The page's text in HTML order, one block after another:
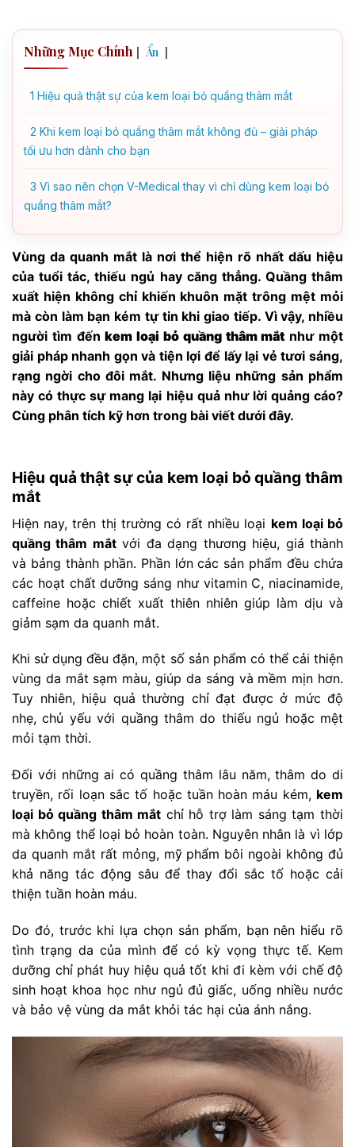
Những Mục Chính [ Ẩn ]
1 Hiệu quả thật sự của kem loại bỏ quầng thâm mắt
2 Khi kem loại bỏ quầng thâm mắt không đủ – giải pháp
tối ưu hơn dành cho bạn
3 Vì sao nên chọn V-Medical thay vì chỉ dùng kem loại bỏ
quầng thâm mắt?
Vùng da quanh mắt là nơi thể hiện rõ nhất dấu hiệu
của tuổi tác, thiếu ngủ hay căng thẳng. Quầng thâm
xuất hiện không chỉ khiến khuôn mặt trông mệt mỏi
mà còn làm bạn kém tự tin khi giao tiếp. Vì vậy, nhiều
người tìm đếnkem loại bỏ quầng thâm mắt như một
giải pháp nhanh gọn và tiện lợi để lấy lại vẻ tươi sáng,
rạng ngời cho đôi mắt. Nhưng liệu những sản phẩm
này có thực sự mang lại hiệu quả như lời quảng cáo?
Cùng phân tích kỹ hơn trong bài viết dưới đây.
Hiệu quả thật sự của kem loại bỏ quầng thâm
mắt
Hiện nay, trên thị trường có rất nhiều loại kem loại bỏ
quầng thâm mắtvới đa dạng thương hiệu, giá thành
và bảng thành phần. Phần lớn các sản phẩm đều chứa
các hoạt chất dưỡng sáng như vitamin C, niacinamide,
caffeine hoặc chiết xuất thiên nhiên giúp làm dịu và
giảm sạm da quanh mắt.
Khi sử dụng đều đặn, một số sản phẩm có thể cải thiện
vùng da mắt sạm màu, giúp da sáng và mềm mịn hơn.
Tuy nhiên, hiệu quả thường chỉ đạt được ở mức độ
nhẹ, chủ yếu với quầng thâm do thiếu ngủ hoặc mệt
mỏi tạm thời.
Đối với những ai có quầng thâm lâu năm, thâm do di
truyền, rối loạn sắc tố hoặc tuần hoàn máu kém, kem
loại bỏ quầng thâm mắt chỉ hỗ trợ làm sáng tạm thời
mà không thể loại bỏ hoàn toàn. Nguyên nhân là vì lớp
da quanh mắt rất mỏng, mỹ phẩm bôi ngoài không đủ
khả năng tác động sâu để thay đổi sắc tố hoặc cải
thiện tuần hoàn máu.
Do đó, trước khi lựa chọn sản phẩm, bạn nên hiểu rõ
tình trạng da của mình để có kỳ vọng thực tế. Kem
dưỡng chỉ phát huy hiệu quả tốt khi đi kèm với chế độ
sinh hoạt khoa học như ngủ đủ giấc, uống nhiều nước
và bảo vệ vùng da mắt khỏi tác hại của ánh nắng.